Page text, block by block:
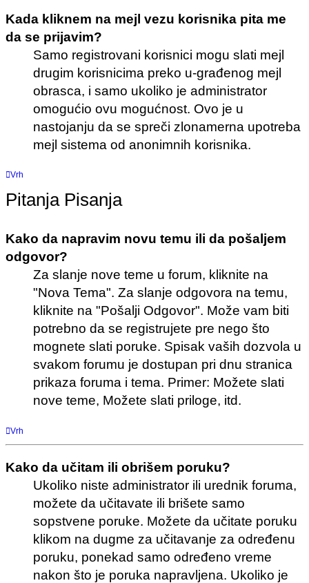
Kada kliknem na mejl vezu korisnika pita me
da se prijavim?
Samo registrovani korisnici mogu slati mejl
drugim korisnicima preko u-građenog mejl
obrasca, i samo ukoliko je administrator
omogućio ovu mogućnost. Ovo je u
nastojanju da se spreči zlonamerna upotreba
mejl sistema od anonimnih korisnika.
Vrh
Pitanja Pisanja
Kako da napravim novu temu ili da pošaljem
odgovor?
Za slanje nove teme u forum, kliknite na
"Nova Tema". Za slanje odgovora na temu,
kliknite na "Pošalji Odgovor". Može vam biti
potrebno da se registrujete pre nego što
mognete slati poruke. Spisak vaših dozvola u
svakom forumu je dostupan pri dnu stranica
prikaza foruma i tema. Primer: Možete slati
nove teme, Možete slati priloge, itd.
Vrh
Kako da učitam ili obrišem poruku?
Ukoliko niste administrator ili urednik foruma,
možete da učitavate ili brišete samo
sopstvene poruke. Možete da učitate poruku
klikom na dugme za učitavanje za određenu
poruku, ponekad samo određeno vreme
nakon što je poruka napravljena. Ukoliko je